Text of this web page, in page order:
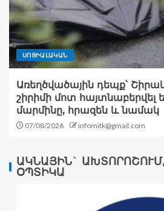
ՍՈՑԻԱԼԱԿԱՆ
Առեղծվածային դեպք՝
շիրիմի մոտ հայտնաբերվել
մարմինը, հրազեն և նամակ
07/08/2026 infomitk@gmail.com
ԱԿՆԱՅԻՆ`
ՕՊՏԻԿԱ